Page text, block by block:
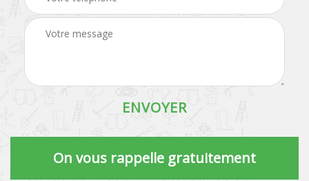
On vous rappelle gratuitement